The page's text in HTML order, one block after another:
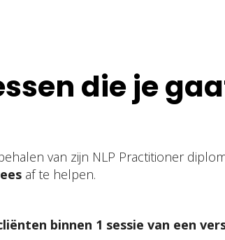
die je
van zijn NLP Practitioner
af te helpen.
binnen 1 sessie van een